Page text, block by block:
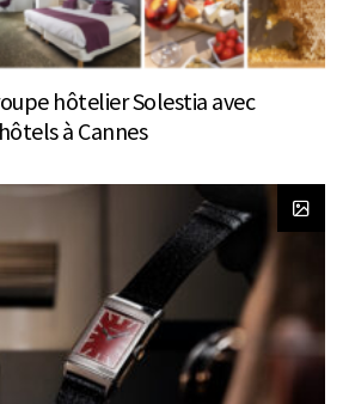
hôtelier Solestia avec
à Cannes